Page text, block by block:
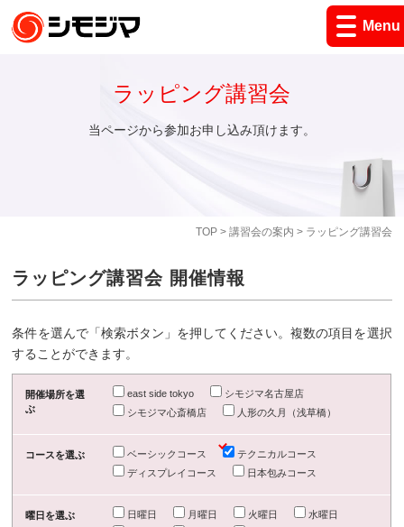
Menu
TOP> 講習会の案内 > ラッピング講習会
ラッピング講習会
当ページから参加お申し込み頂けます。
ラッピング講習会 開催情報
条件を選んで「検索ボタン」を押してください。複数の項目を選択
することができます。
開催場所を選
ぶ
east side tokyo
シモジマ名古屋店
シモジマ心斎橋店
人形の久月（浅草橋）
コースを選ぶ ベーシックコース
テクニカルコース
ディスプレイコース
日本包みコース
曜日を選ぶ 日曜日 月曜日 火曜日
水曜日